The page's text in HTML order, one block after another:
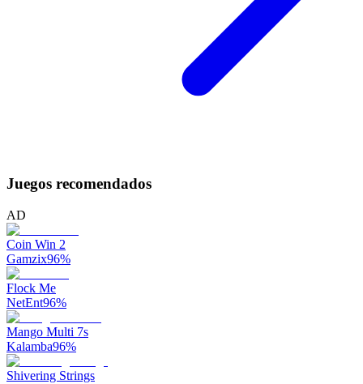
Juegos recomendados
AD
Coin Win 2
Gamzix96%
Flock Me
NetEnt96%
Mango Multi 7s
Kalamba96%
Shivering Strings